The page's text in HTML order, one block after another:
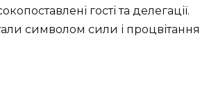
гості та делегації.
символом сили і процвітання